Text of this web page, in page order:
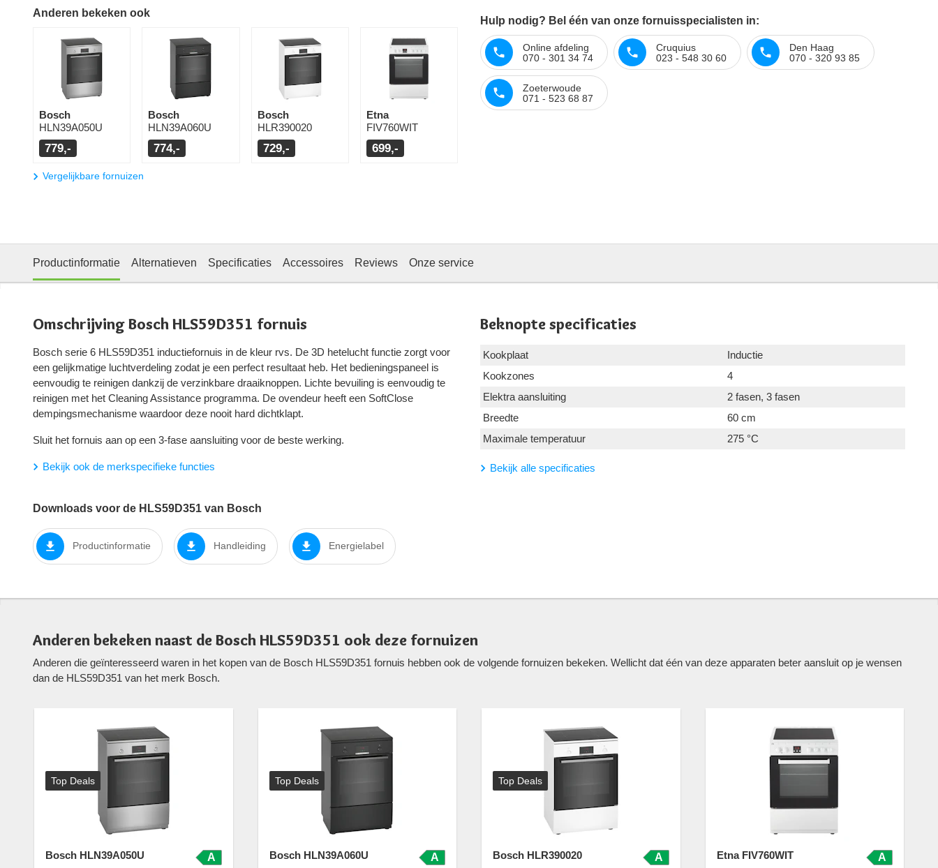
Anderen bekeken ook
Bosch
HLN39A050U
779,-
Bosch
HLN39A060U
774,-
Bosch
HLR390020
729,-
Etna
FIV760WIT
699,-
Vergelijkbare fornuizen
Hulp nodig? Bel één van onze fornuisspecialisten in:
Online afdeling
070 - 301 34 74
Cruquius
023 - 548 30 60
Den Haag
070 - 320 93 85
Zoeterwoude
071 - 523 68 87
Productinformatie Alternatieven Specificaties Accessoires Reviews Onze service
Omschrijving Bosch HLS59D351 fornuis
Bosch serie 6 HLS59D351 inductiefornuis in de kleur rvs. De 3D hetelucht functie zorgt voor
een gelijkmatige luchtverdeling zodat je een perfect resultaat heb. Het bedieningspaneel is
eenvoudig te reinigen dankzij de verzinkbare draaiknoppen. Lichte bevuiling is eenvoudig te
reinigen met het Cleaning Assistance programma. De ovendeur heeft een SoftClose
dempingsmechanisme waardoor deze nooit hard dichtklapt.
Sluit het fornuis aan op een 3-fase aansluiting voor de beste werking.
Bekijk ook de merkspecifieke functies
Downloads voor de HLS59D351 van Bosch
Productinformatie Handleiding Energielabel
Beknopte specificaties
Kookplaat
Inductie
Kookzones
4
Elektra aansluiting
2 fasen, 3 fasen
Breedte
60 cm
Maximale temperatuur
275 °C
Bekijk alle specificaties
Anderen bekeken naast de Bosch HLS59D351 ook deze fornuizen
Anderen die geïnteresseerd waren in het kopen van de Bosch HLS59D351 fornuis hebben ook de volgende fornuizen bekeken. Wellicht dat één van deze apparaten beter aansluit op je wensen
dan de HLS59D351 van het merk Bosch.
Top Deals
Bosch HLN39A050U
A
Top Deals
Bosch HLN39A060U
A
Top Deals
Bosch HLR390020
A
Etna FIV760WIT
A